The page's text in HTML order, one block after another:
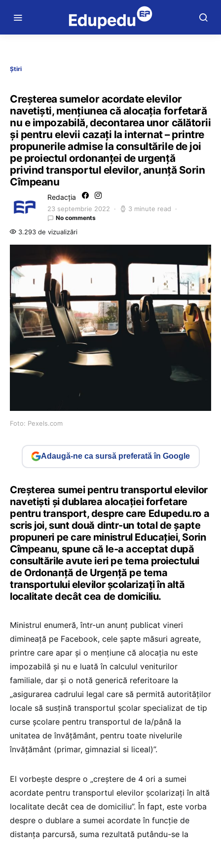
Știri
Creșterea sumelor acordate elevilor
navetiști, mențiunea că alocația forfetară
nu e impozabilă, decontarea unor călătorii
și pentru elevii cazați la internat – printre
propunerile admise la consultările de joi
pe proiectul ordonanței de urgență
privind transportul elevilor, anunță Sorin
Cîmpeanu
Redacția
23 septembrie 2022 3 minute read
No comments
3.293 de vizualizări
Foto: Pexels.com
Adaugă-ne ca sursă preferată în Google
Creșterea sumei pentru transportul elevilor
navetiști și dublarea alocației forfetare
pentru transport, despre care Edupedu.ro a
scris joi, sunt două dintr-un total de șapte
propuneri pe care ministrul Educației, Sorin
Cîmpeanu, spune că le-a acceptat după
consultările avute ieri pe tema proiectului
de Ordonanță de Urgență pe tema
transportului elevilor școlarizați în altă
localitate decât cea de domiciliu.
Ministrul enumeră, într-un anunț publicat vineri
dimineață pe Facebook, cele șapte măsuri agreate,
printre care apar și o mențiune că alocația nu este
impozabilă și nu e luată în calculul veniturilor
familiale, dar și o notă generică referitoare la
„asigurarea cadrului legal care să permită autorităților
locale să susțină transportul școlar specializat de tip
curse şcolare pentru transportul de la/până la
unitatea de învăţământ, pentru toate nivelurile
învățământ (primar, gimnazial si liceal)”.
El vorbește despre o „creștere de 4 ori a sumei
acordate pentru transportul elevilor școlarizați în altă
localitate decât cea de domiciliu”. În fapt, este vorba
despre o dublare a sumei acordate în funcție de
distanța parcursă, suma rezultată putându-se la